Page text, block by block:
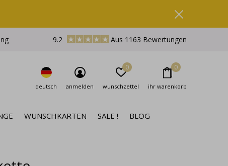
WUNSCHKARTEN SALE ! BLOG
deutsch anmelden wunschzettel
0
ihr warenkorb
0
9.2 Aus 1163 Bewertungen